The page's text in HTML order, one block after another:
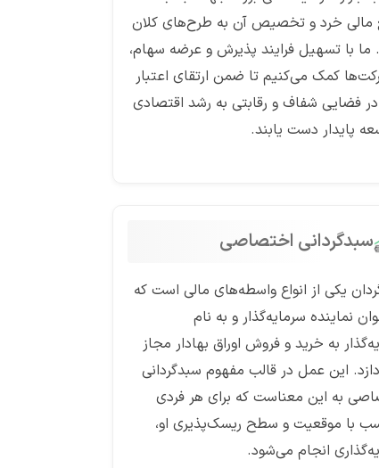
مالی خرد و تخصیص آن به طرح‌های کلان
با تسهیل فرایند پذیرش و عرضه سهام،
کمک می‌کنیم تا ضمن ارتقای اعتبار
در فضایی شفاف و رقابتی به رشد اقتصادی
پایدار دست یابند.
سبدگردانی اختصاصی
یکی از انواع واسطه‌های مالی است که
نماینده سرمایه‌گذار و به نام
به خرید و فروش اوراق بهادار مجاز
این عمل در قالب مفهوم سبدگردانی
به این معناست که برای هر فردی
با موقعیت و سطح ریسک‌پذیری او،
انجام می‌شود.